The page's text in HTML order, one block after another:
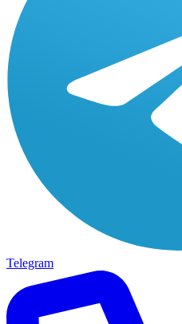
Telegram